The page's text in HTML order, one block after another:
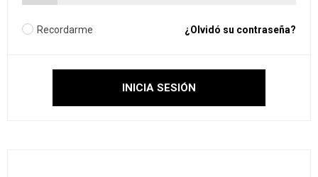
Recordarme ¿Olvidó su contraseña?